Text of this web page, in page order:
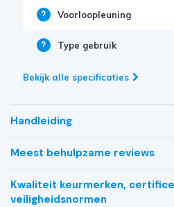
Voorloopleuning
Type gebruik
Bekijk alle specificaties
Handleiding
Meest behulpzame reviews
Kwaliteit keurmerken,
veiligheidsnormen